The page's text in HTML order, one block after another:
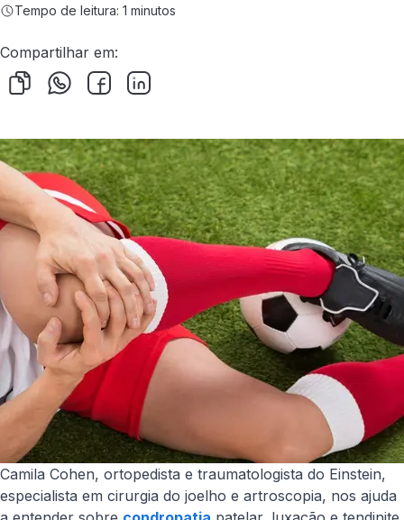
Tempo de leitura: 1 minutos
Compartilhar em:
Camila Cohen, ortopedista e traumatologista do Einstein,
especialista em cirurgia do joelho e artroscopia, nos ajuda